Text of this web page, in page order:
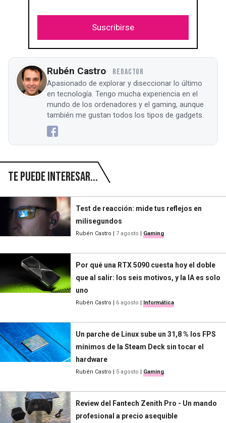
Suscribirse
Rubén Castro REDACTOR
Apasionado de explorar y diseccionar lo último
en tecnología. Tengo mucha experiencia en el
mundo de los ordenadores y el gaming, aunque
también me gustan todos los tipos de gadgets.
Te puede interesar...
Test de reacción: mide tus reflejos en
milisegundos
Rubén Castro | 7 agosto | Gaming
Por qué una RTX 5090 cuesta hoy el doble
que al salir: los seis motivos, y la IA es solo
uno
Rubén Castro | 6 agosto | Informática
Un parche de Linux sube un 31,8 % los FPS
mínimos de la Steam Deck sin tocar el
hardware
Rubén Castro | 5 agosto | Gaming
Review del Fantech Zenith Pro - Un mando
profesional a precio asequible